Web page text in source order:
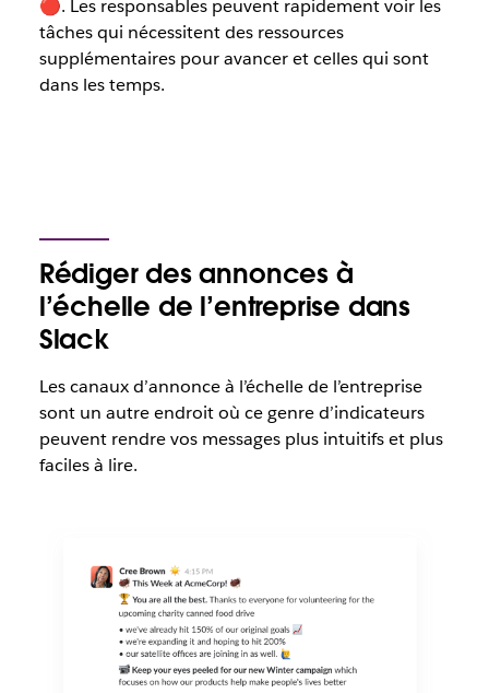
🔴. Les responsables peuvent rapidement voir les
tâches qui nécessitent des ressources
supplémentaires pour avancer et celles qui sont
dans les temps.
Rédiger des annonces à
l’échelle de l’entreprise dans
Slack
Les canaux d’annonce à l’échelle de l’entreprise
sont un autre endroit où ce genre d’indicateurs
peuvent rendre vos messages plus intuitifs et plus
faciles à lire.